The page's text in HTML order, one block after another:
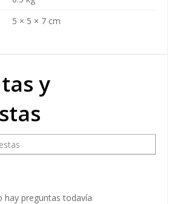
5 × 5 × 7 cm
y
hay preguntas todavía